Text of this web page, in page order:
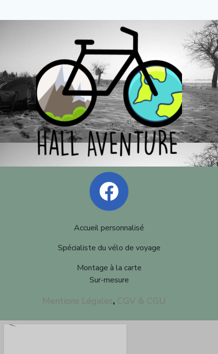
Accueil personnalisé
Spécialiste du vélo de voyage
Montage à la carte
Sur-mesure
Mentions Légales, CGV & CGU